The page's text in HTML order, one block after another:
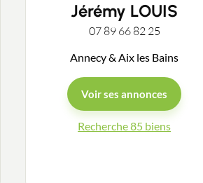
Jérémy LOUIS
07 89 66 82 25
Annecy & Aix les Bains
Voir ses annonces
Recherche 85 biens